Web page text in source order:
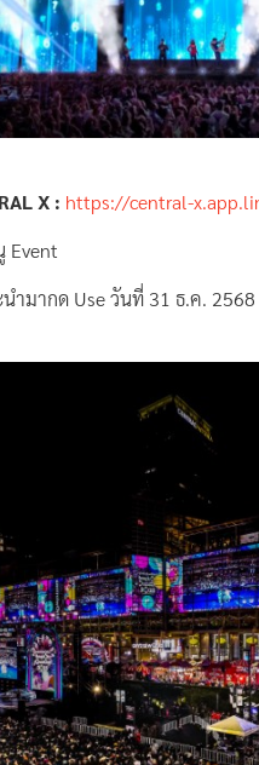
ำมากด Use วันที่ 31 ธ.ค.